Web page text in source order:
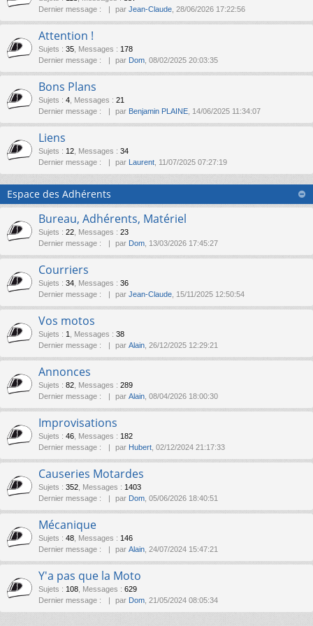
Dernier message :
par Jean-Claude , 28/06/2026 17:22:56
Attention !
Sujets : 35 Messages : 178
Dernier message :
par Dom , 08/02/2025 20:03:35
Bons Plans
Sujets : 4 Messages : 21
Dernier message :
par Benjamin PLAINE , 14/06/2025 11:34:07
Liens
Sujets : 12 Messages : 34
Dernier message :
par Laurent , 11/07/2025 07:27:19
Espace des Adhérents
Bureau, Adhérents, Matériel
Sujets : 22 Messages : 23
Dernier message :
par Dom , 13/03/2026 17:45:27
Courriers
Sujets : 34 Messages : 36
Dernier message :
par Jean-Claude , 15/11/2025 12:50:54
Vos motos
Sujets : 1 Messages : 38
Dernier message :
par Alain , 26/12/2025 12:29:21
Annonces
Sujets : 82 Messages : 289
Dernier message :
par Alain , 08/04/2026 18:00:30
Improvisations
Sujets : 46 Messages : 182
Dernier message :
par Hubert , 02/12/2024 21:17:33
Causeries Motardes
Sujets : 352 Messages : 1403
Dernier message :
par Dom , 05/06/2026 18:40:51
Mécanique
Sujets : 48 Messages : 146
Dernier message :
par Alain , 24/07/2024 15:47:21
Y'a pas que la Moto
Sujets : 108 Messages : 629
Dernier message :
par Dom , 21/05/2024 08:05:34